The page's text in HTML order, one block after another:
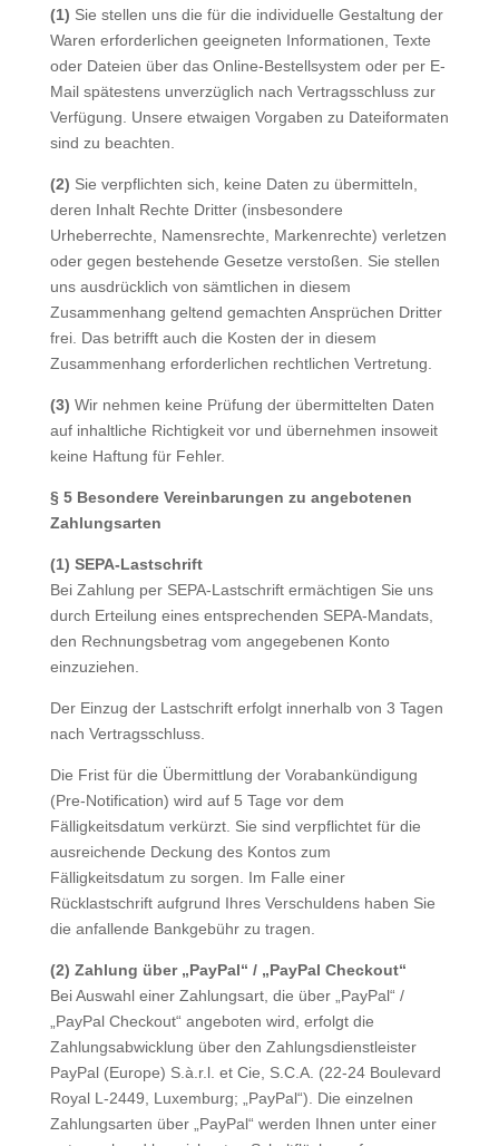
(1) Sie stellen uns die für die individuelle Gestaltung der
Waren erforderlichen geeigneten Informationen, Texte
oder Dateien über das Online-Bestellsystem oder per E-
Mail spätestens unverzüglich nach Vertragsschluss zur
Verfügung. Unsere etwaigen Vorgaben zu Dateiformaten
sind zu beachten.
(2) Sie verpflichten sich, keine Daten zu übermitteln,
deren Inhalt Rechte Dritter (insbesondere
Urheberrechte, Namensrechte, Markenrechte) verletzen
oder gegen bestehende Gesetze verstoßen. Sie stellen
uns ausdrücklich von sämtlichen in diesem
Zusammenhang geltend gemachten Ansprüchen Dritter
frei. Das betrifft auch die Kosten der in diesem
Zusammenhang erforderlichen rechtlichen Vertretung.
(3) Wir nehmen keine Prüfung der übermittelten Daten
auf inhaltliche Richtigkeit vor und übernehmen insoweit
keine Haftung für Fehler.
§ 5 Besondere Vereinbarungen zu angebotenen
Zahlungsarten
(1) SEPA-Lastschrift
Bei Zahlung per SEPA-Lastschrift ermächtigen Sie uns
durch Erteilung eines entsprechenden SEPA-Mandats,
den Rechnungsbetrag vom angegebenen Konto
einzuziehen.
Der Einzug der Lastschrift erfolgt innerhalb von 3 Tagen
nach Vertragsschluss.
Die Frist für die Übermittlung der Vorabankündigung
(Pre-Notification) wird auf 5 Tage vor dem
Fälligkeitsdatum verkürzt. Sie sind verpflichtet für die
ausreichende Deckung des Kontos zum
Fälligkeitsdatum zu sorgen. Im Falle einer
Rücklastschrift aufgrund Ihres Verschuldens haben Sie
die anfallende Bankgebühr zu tragen.
(2) Zahlung über „PayPal“ / „PayPal Checkout“
Bei Auswahl einer Zahlungsart, die über „PayPal“ /
„PayPal Checkout“ angeboten wird, erfolgt die
Zahlungsabwicklung über den Zahlungsdienstleister
PayPal (Europe) S.à.r.l. et Cie, S.C.A. (22-24 Boulevard
Royal L-2449, Luxemburg; „PayPal“). Die einzelnen
Zahlungsarten über „PayPal“ werden Ihnen unter einer